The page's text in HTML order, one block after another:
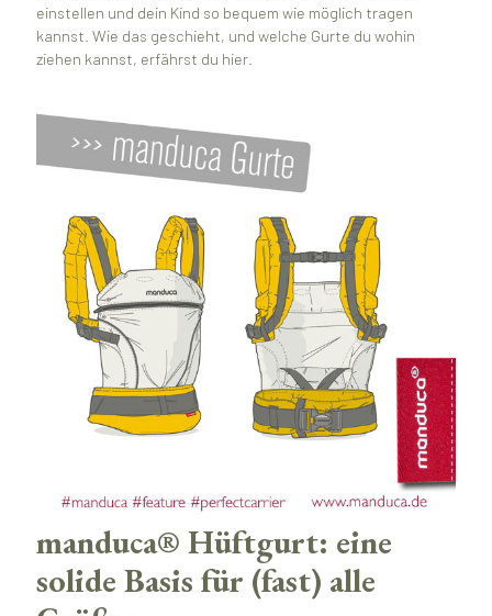
einstellen und dein Kind so bequem wie möglich tragen
kannst. Wie das geschieht, und welche Gurte du wohin
ziehen kannst, erfährst du hier.
manduca® Hüftgurt: eine
solide Basis für (fast) alle